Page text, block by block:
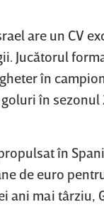
are un CV
Jucătorul
în
în
în
de euro
ani mai târziu,